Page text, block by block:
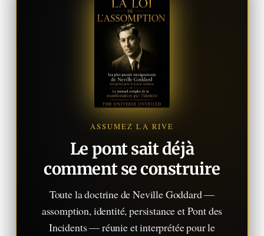
ASSUMEZ LA RIVE
Le pont sait déjà
comment se construire
Toute la doctrine de Neville Goddard —
assomption, identité, persistance et Pont des
Incidents — réunie et interprétée pour le